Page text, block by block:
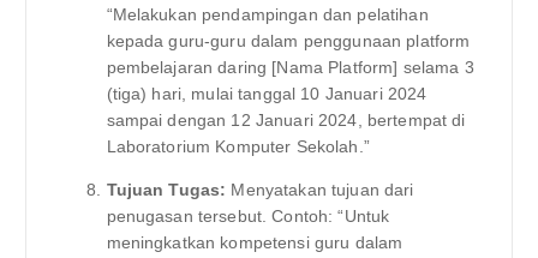
“Melakukan pendampingan dan pelatihan
kepada guru-guru dalam penggunaan platform
pembelajaran daring [Nama Platform] selama 3
(tiga) hari, mulai tanggal 10 Januari 2024
sampai dengan 12 Januari 2024, bertempat di
Laboratorium Komputer Sekolah.”
Tujuan Tugas: Menyatakan tujuan dari
penugasan tersebut. Contoh: “Untuk
meningkatkan kompetensi guru dalam